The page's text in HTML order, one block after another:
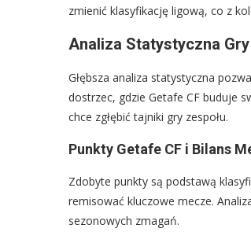
zmienić klasyfikację ligową, co z
Analiza Statystyczna
Głębsza analiza statystyczna
dostrzec, gdzie Getafe CF buduje
chce zgłębić tajniki gry zespołu.
Punkty Getafe CF i Bilans
Zdobyte punkty są podstawą
remisować kluczowe mecze.
sezonowych zmagań.